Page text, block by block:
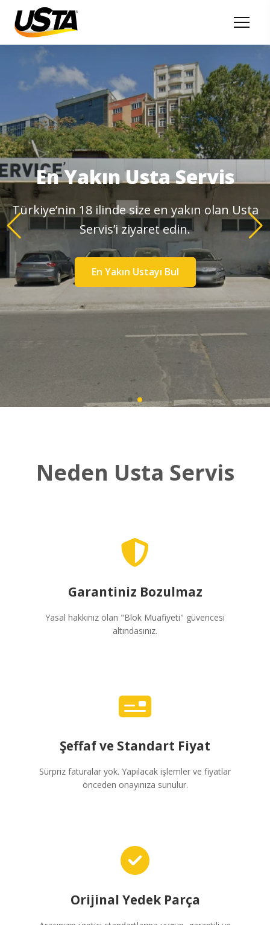
En Yakın Usta Servis
Türkiye’nin 18 ilinde size en yakın olan Usta
Servis’i ziyaret edin.
En Yakın Ustayı Bul
Neden Usta Servis
Garantiniz Bozulmaz
Yasal hakkınız olan "Blok Muafiyeti" güvencesi
altındasınız.
Şeffaf ve Standart Fiyat
Sürpriz faturalar yok. Yapılacak işlemler ve fiyatlar
önceden onayınıza sunulur.
Orijinal Yedek Parça